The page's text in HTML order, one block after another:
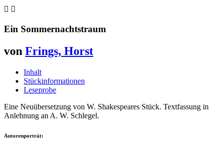
 
Ein Sommernachtstraum
von Frings, Horst
Inhalt
Stückinformationen
Leseprobe
Eine Neuübersetzung von W. Shakespeares Stück. Textfassung in
Anlehnung an A. W. Schlegel.
Autorenporträt: